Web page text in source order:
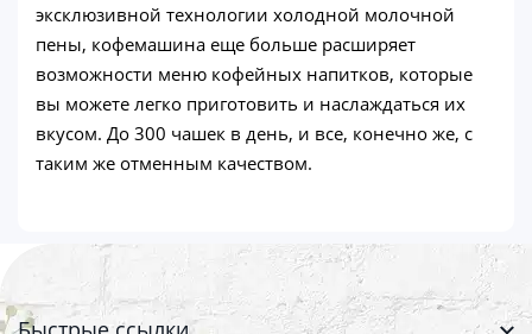
эксклюзивной технологии холодной молочной
пены, кофемашина еще больше расширяет
возможности меню кофейных напитков, которые
вы можете легко приготовить и наслаждаться их
вкусом. До 300 чашек в день, и все, конечно же, с
таким же отменным качеством.